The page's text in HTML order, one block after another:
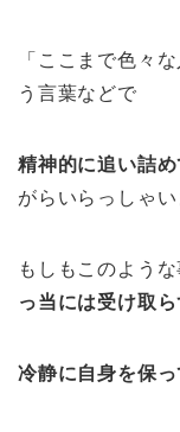
「ここまで色々
う言葉などで
精神的に追い詰め
がらいらっしゃい
もしもこのよう
っ当には受け取ら
冷静に自身を保